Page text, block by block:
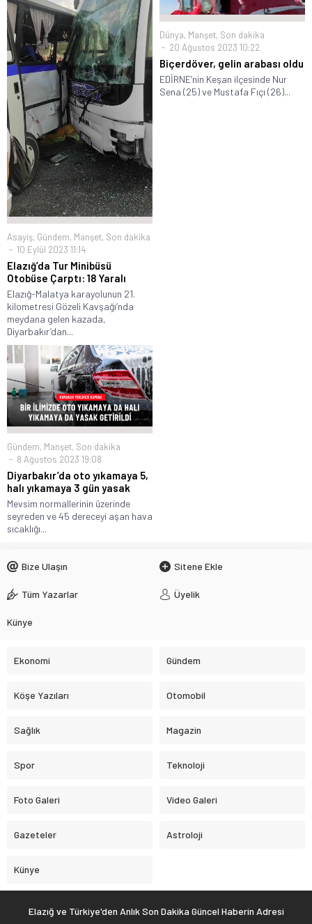
Asayiş, Gündem, Manşet, Son dakika
10 Eylül 2023 11:14
Elazığ’da Tur Minibüsü
Otobüse Çarptı: 18 Yaralı
Elazığ-Malatya karayolunun 21.
kilometresi Gözeli Kavşağı’nda
meydana gelen kazada,
Diyarbakır’dan...
Dünya, Manşet, Son dakika
20 Ağustos 2023 10:22
Biçerdöver, gelin arabası oldu
EDİRNE’nin Keşan ilçesinde Nur
Sena (25) ve Mustafa Fıçı (26)...
Gündem, Manşet, Son dakika
8 Ağustos 2023 19:08
Diyarbakır’da oto yıkamaya 5,
halı yıkamaya 3 gün yasak
Mevsim normallerinin üzerinde
seyreden ve 45 dereceyi aşan hava
sıcaklığı...
Bize Ulaşın Sitene Ekle
Tüm Yazarlar Üyelik
Künye
Ekonomi Gündem
Köşe Yazıları Otomobil
Sağlık Magazin
Spor Teknoloji
Foto Galeri Video Galeri
Gazeteler Astroloji
Künye
Elazığ ve Türkiye'den Anlık Son Dakika Güncel Haberin Adresi